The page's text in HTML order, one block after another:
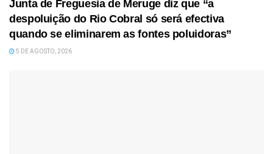
Junta de Freguesia de Meruge diz que “a
despoluição do Rio Cobral só será efectiva
quando se eliminarem as fontes poluidoras”
5 DE AGOSTO, 2026